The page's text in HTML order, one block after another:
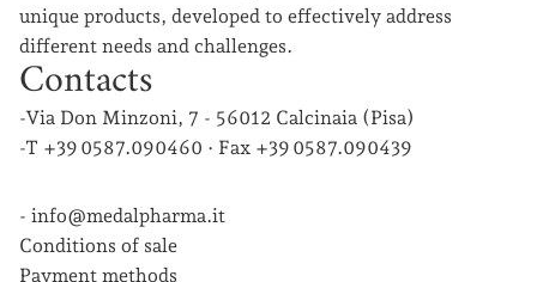
unique products, developed to effectively address
different needs and challenges.
Contacts
-Via Don Minzoni, 7 - 56012 Calcinaia (Pisa)
-T +39 0587.090460 · Fax +39 0587.090439
- info@medalpharma.it
Conditions of sale
Payment methods